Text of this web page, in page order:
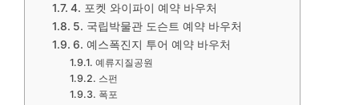
4. 포켓 와이파이 예약 바우처
5. 국립박물관 도슨트 예약 바우처
6. 예스폭진지 투어 예약 바우처
예류지질공원
스펀
폭포